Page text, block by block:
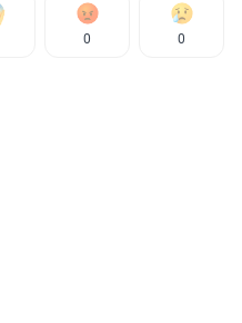
0 0